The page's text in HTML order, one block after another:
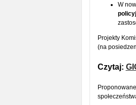
W
Projekty
(na
Czytaj: